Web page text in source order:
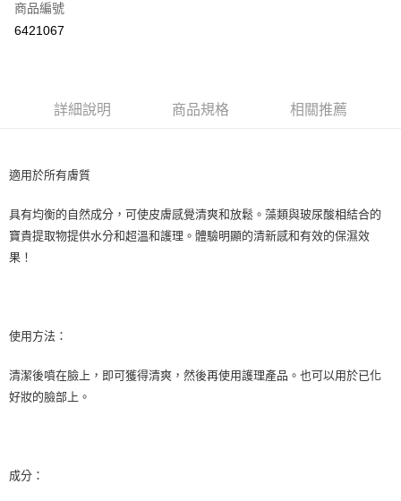
超商取貨付款
街口支付
Google Pay
ATM付款
運送方式
每筆NT$80，滿NT$999(含以上)免運費
7-11取貨付款
商品編號
6421067
詳細說明 商品規格 相關推薦
適用於所有膚質
具有均衡的自然成分，可使皮膚感覺清爽和放鬆。藻類與玻尿酸相結合的
寶貴提取物提供水分和超溫和護理。體驗明顯的清新感和有效的保濕效
果！
使用方法：
清潔後噴在臉上，即可獲得清爽，然後再使用護理產品。也可以用於已化
好妝的臉部上。
成分：